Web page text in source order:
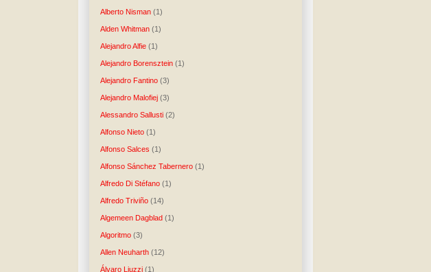
Alberto Nisman (1)
Alden Whitman (1)
Alejandro Alfie (1)
Alejandro Borensztein (1)
Alejandro Fantino (3)
Alejandro Malofiej (3)
Alessandro Sallusti (2)
Alfonso Nieto (1)
Alfonso Salces (1)
Alfonso Sánchez Tabernero (1)
Alfredo Di Stéfano (1)
Alfredo Triviño (14)
Algemeen Dagblad (1)
Algoritmo (3)
Allen Neuharth (12)
Álvaro Liuzzi (1)